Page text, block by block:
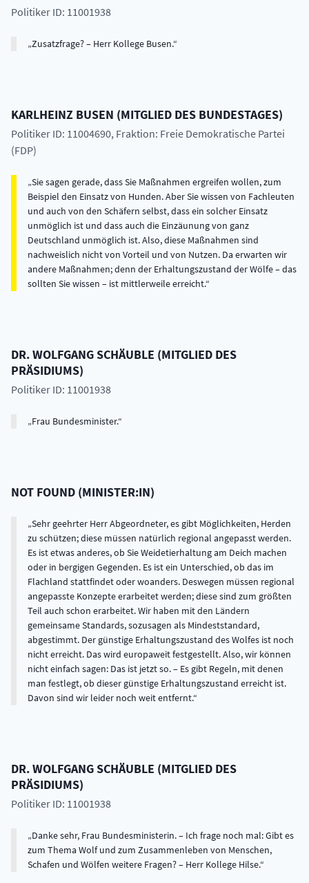
Politiker ID: 11001938
Zusatzfrage? – Herr Kollege Busen.
KARLHEINZ BUSEN (MITGLIED DES BUNDESTAGES)
Politiker ID: 11004690, Fraktion: Freie Demokratische Partei
(FDP)
Sie sagen gerade, dass Sie Maßnahmen ergreifen wollen, zum
Beispiel den Einsatz von Hunden. Aber Sie wissen von Fachleuten
und auch von den Schäfern selbst, dass ein solcher Einsatz
unmöglich ist und dass auch die Einzäunung von ganz
Deutschland unmöglich ist. Also, diese Maßnahmen sind
nachweislich nicht von Vorteil und von Nutzen. Da erwarten wir
andere Maßnahmen; denn der Erhaltungszustand der Wölfe – das
sollten Sie wissen – ist mittlerweile erreicht.
DR.WOLFGANGSCHÄUBLE (MITGLIED DES
PRÄSIDIUMS)
Politiker ID: 11001938
Frau Bundesminister.
NOT FOUND (MINISTER:IN)
Sehr geehrter Herr Abgeordneter, es gibt Möglichkeiten, Herden
zu schützen; diese müssen natürlich regional angepasst werden.
Es ist etwas anderes, ob Sie Weidetierhaltung am Deich machen
oder in bergigen Gegenden. Es ist ein Unterschied, ob das im
Flachland stattfindet oder woanders. Deswegen müssen regional
angepasste Konzepte erarbeitet werden; diese sind zum größten
Teil auch schon erarbeitet. Wir haben mit den Ländern
gemeinsame Standards, sozusagen als Mindeststandard,
abgestimmt. Der günstige Erhaltungszustand des Wolfes ist noch
nicht erreicht. Das wird europaweit festgestellt. Also, wir können
nicht einfach sagen: Das ist jetzt so. – Es gibt Regeln, mit denen
man festlegt, ob dieser günstige Erhaltungszustand erreicht ist.
Davon sind wir leider noch weit entfernt.
DR.WOLFGANGSCHÄUBLE (MITGLIED DES
PRÄSIDIUMS)
Politiker ID: 11001938
Danke sehr, Frau Bundesministerin. – Ich frage noch mal: Gibt es
zum Thema Wolf und zum Zusammenleben von Menschen,
Schafen und Wölfen weitere Fragen? – Herr Kollege Hilse.